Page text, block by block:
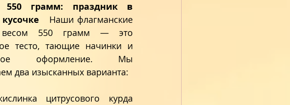
550 грамм: праздник в
Наши флагманские
весом 550 грамм — это
тесто, тающие начинки и
оформление. Мы
два изысканных варианта:
цитрусового курда